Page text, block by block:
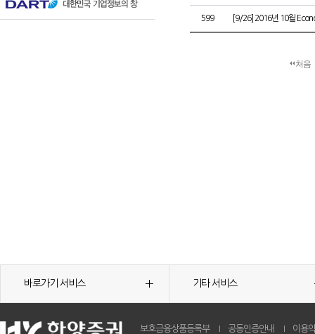
599 [9/26] 2016년 10월
처음
바로가기 서비스 기타 서비스
보호금융상품등록부 공동인증안내 이용